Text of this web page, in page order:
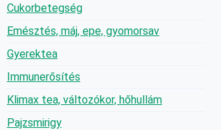
Cukorbetegség
Emésztés, máj, epe, gyomorsav
Gyerektea
Immunerősítés
Klimax tea, változókor, hőhullám
Pajzsmirigy